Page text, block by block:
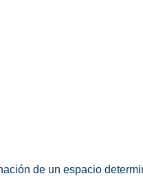
de un espacio